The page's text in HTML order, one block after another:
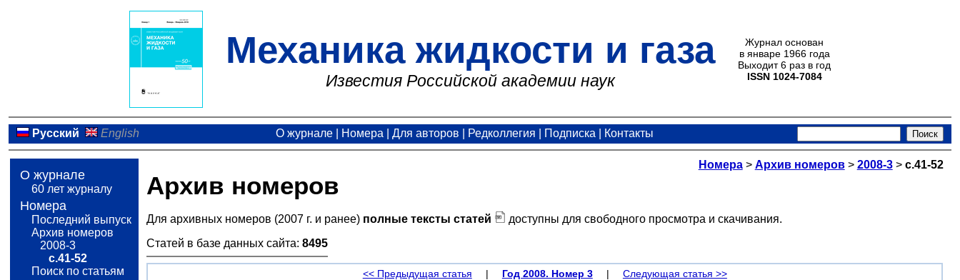
Механика жидкости и газа
Известия Российской академии наук
Журнал основан
в январе 1966 года
Выходит 6 раз в год
ISSN 1024-7084
Русский English О журнале Номера Для авторов Редколлегия Подписка Контакты
О журнале
60 лет журналу
Номера
Последний выпуск
Архив номеров
2008-3
с.41-52
Поиск по статьям
Номера> Архив номеров> 2008-3> с.41-52
Архив номеров
Для архивных номеров (2007 г. и ранее) полные тексты статей
доступны для свободного просмотра и скачивания.
Статей в базе данных сайта: 8495
<< Предыдущая статья | Год 2008. Номер 3 | Следующая статья >>